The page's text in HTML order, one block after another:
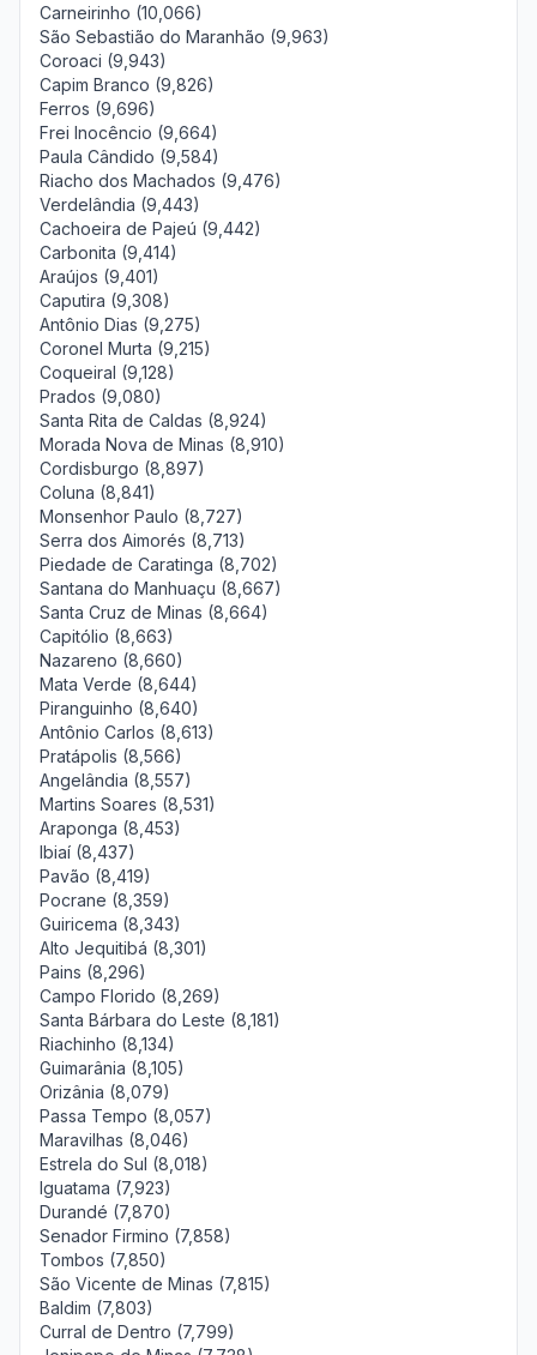
Carneirinho (10,066)
São Sebastião do Maranhão (9,963)
Coroaci (9,943)
Capim Branco (9,826)
Ferros (9,696)
Frei Inocêncio (9,664)
Paula Cândido (9,584)
Riacho dos Machados (9,476)
Verdelândia (9,443)
Cachoeira de Pajeú (9,442)
Carbonita (9,414)
Araújos (9,401)
Caputira (9,308)
Antônio Dias (9,275)
Coronel Murta (9,215)
Coqueiral (9,128)
Prados (9,080)
Santa Rita de Caldas (8,924)
Morada Nova de Minas (8,910)
Cordisburgo (8,897)
Coluna (8,841)
Monsenhor Paulo (8,727)
Serra dos Aimorés (8,713)
Piedade de Caratinga (8,702)
Santana do Manhuaçu (8,667)
Santa Cruz de Minas (8,664)
Capitólio (8,663)
Nazareno (8,660)
Mata Verde (8,644)
Piranguinho (8,640)
Antônio Carlos (8,613)
Pratápolis (8,566)
Angelândia (8,557)
Martins Soares (8,531)
Araponga (8,453)
Ibiaí (8,437)
Pavão (8,419)
Pocrane (8,359)
Guiricema (8,343)
Alto Jequitibá (8,301)
Pains (8,296)
Campo Florido (8,269)
Santa Bárbara do Leste (8,181)
Riachinho (8,134)
Guimarânia (8,105)
Orizânia (8,079)
Passa Tempo (8,057)
Maravilhas (8,046)
Estrela do Sul (8,018)
Iguatama (7,923)
Durandé (7,870)
Senador Firmino (7,858)
Tombos (7,850)
São Vicente de Minas (7,815)
Baldim (7,803)
Curral de Dentro (7,799)